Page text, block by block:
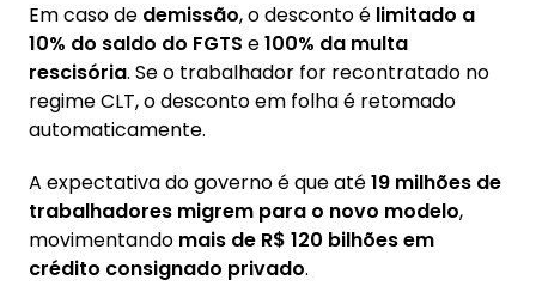
Em caso de demissão, o desconto é limitado a
10% do saldo do FGTS e100% da multa
rescisória. Se o trabalhador for recontratado no
regime CLT, o desconto em folha é retomado
automaticamente.
A expectativa do governo é que até19 milhões de
trabalhadores migrem para o novo modelo,
movimentando mais de R$ 120 bilhões em
crédito consignado privado.